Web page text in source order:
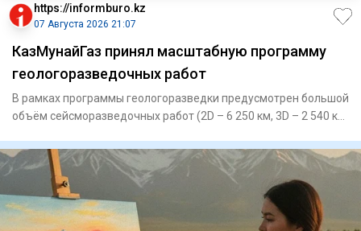
https://informburo.kz
07 Августа 2026 21:07
КазМунайГаз принял масштабную программу
геологоразведочных работ
В рамках программы геологоразведки предусмотрен большой
объём сейсморазведочных работ (2D – 6 250 км, 3D – 2 540 кв.